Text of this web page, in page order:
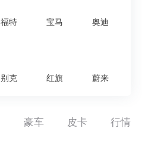
福特 宝马 奥迪
别克 红旗 蔚来
豪车 皮卡 行情